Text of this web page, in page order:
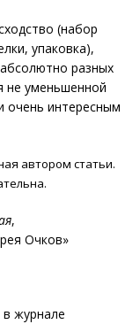
(набор
упаковка),
разных
не уменьшенной
очень интересным
автором статьи.
,
Очков»
в журнале